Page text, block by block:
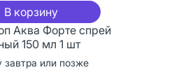
В корзину
Аква Форте спрей
150 мл 1 шт
завтра или позже